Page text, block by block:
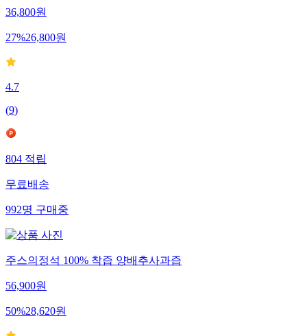
36,800원
27%26,800원
4.7
(9)
804적립
무료배송
992명구매중
주스의정석 100% 착즙 양배추사과즙
56,900원
50%28,620원